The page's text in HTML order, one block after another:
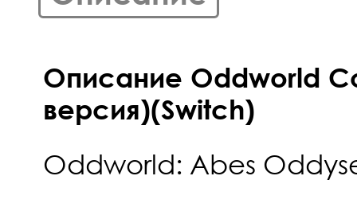
Описание Oddworld
версия)(Switch)
Oddworld: Abes